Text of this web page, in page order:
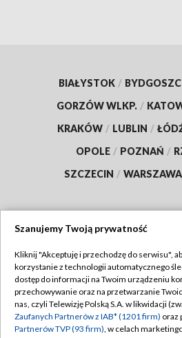
BIAŁYSTOK /
GORZÓW WLKP. /
KRAKÓW / LUBLIN /
OPOLE / POZNAŃ /
SZCZECIN / WARSZAWA
TVP
Abonament TVP
Emisja w TVP
Regulamin
Polityka
Szanujemy Twoją prywatność
Kliknij "Akceptuję i przechodzę do serwisu",
korzystanie z technologii automatycznego
dostęp do informacji na Twoim urządzeniu
przechowywanie oraz na przetwarzanie
nas, czyli Telewizję Polską S.A. w likwidacji
Zaufanych Partnerów z IAB* (1201 firm) oraz
Partnerów TVP (93 firm), w celach